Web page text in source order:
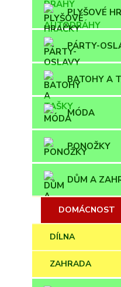
PLYŠOVÉ
PÁRTY-
BATOHY A
MÓDA
PONOŽKY
DŮM A
DOMÁCNOST
DÍLNA
ZAHRADA